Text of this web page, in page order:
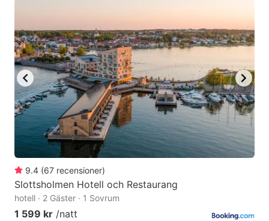
9.4 (67 recensioner)
Slottsholmen Hotell och Restaurang
hotell · 2 Gäster · 1 Sovrum
1 599 kr /natt